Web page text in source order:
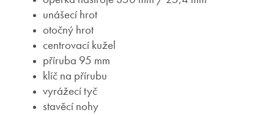
unášecí hrot
otočný hrot
centrovací kužel
příruba 95 mm
klíč na přírubu
vyrážecí tyč
stavěcí nohy